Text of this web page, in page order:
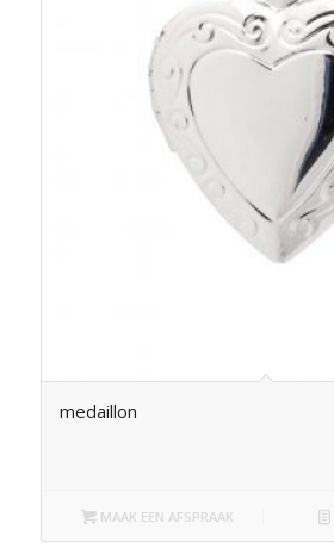
medaillon
MAAK EEN AFSPRAAK